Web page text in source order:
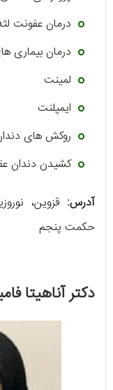
درمان عفونت
درمان بیماری
لمینت
ایمپلنت
روکش های
کشیدن دندان
آدرس: قزوین،
حکمت پنجم
دکتر آناهیتا